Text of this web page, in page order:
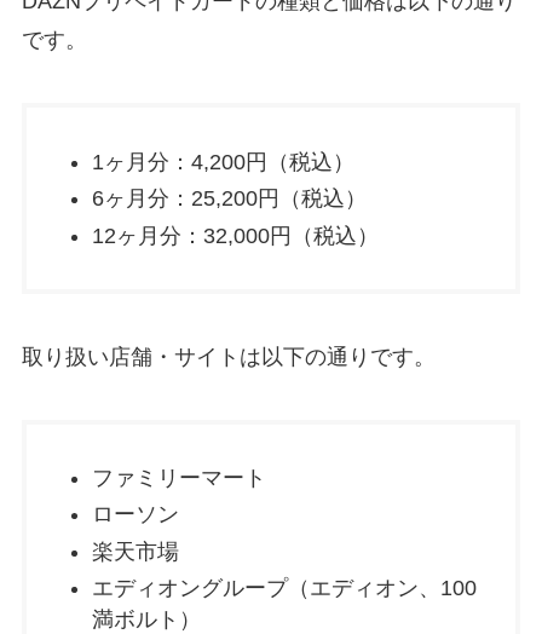
です。
1ヶ月分：4,200円（税込）
6ヶ月分：25,200円（税込）
12ヶ月分：32,000円（税込）
取り扱い店舗・サイトは以下の通りです。
ファミリーマート
ローソン
楽天市場
エディオングループ（エディオン、100
満ボルト）